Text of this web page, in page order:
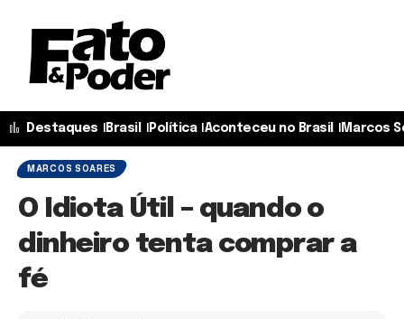
Destaques Brasil Política Aconteceu no Brasil Marcos
MARCOS SOARES
O Idiota Útil – quando o
dinheiro tenta comprar a
fé